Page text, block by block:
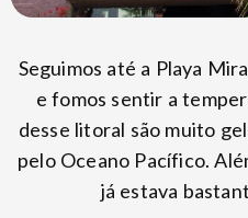
Seguimos até a Playa
e fomos sentir a
desse litoral são muito
pelo Oceano Pacífico.
já estava